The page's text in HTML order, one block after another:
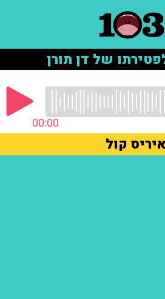
של דן תורן
00:00
איריס קול